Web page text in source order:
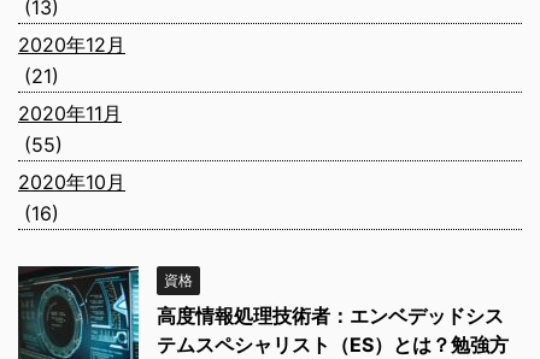
(13)
2020年12月
(21)
2020年11月
(55)
2020年10月
(16)
資格
高度情報処理技術者：エンベデッドシス
テムスペシャリスト（ES）とは？勉強方